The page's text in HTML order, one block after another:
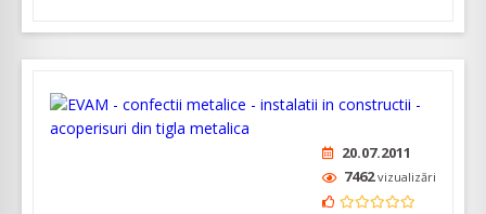
20.07.2011
7462vizualizări